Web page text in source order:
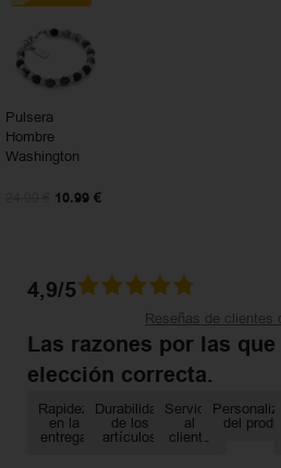
Pulsera
Hombre
Washington
10.99 €
4,9/5
Reseñas de clientes
Las razones por las
elección correcta.
Rapidez
en la
entrega
Durabilidad
de los
artículos
Servicio
al
cliente
del